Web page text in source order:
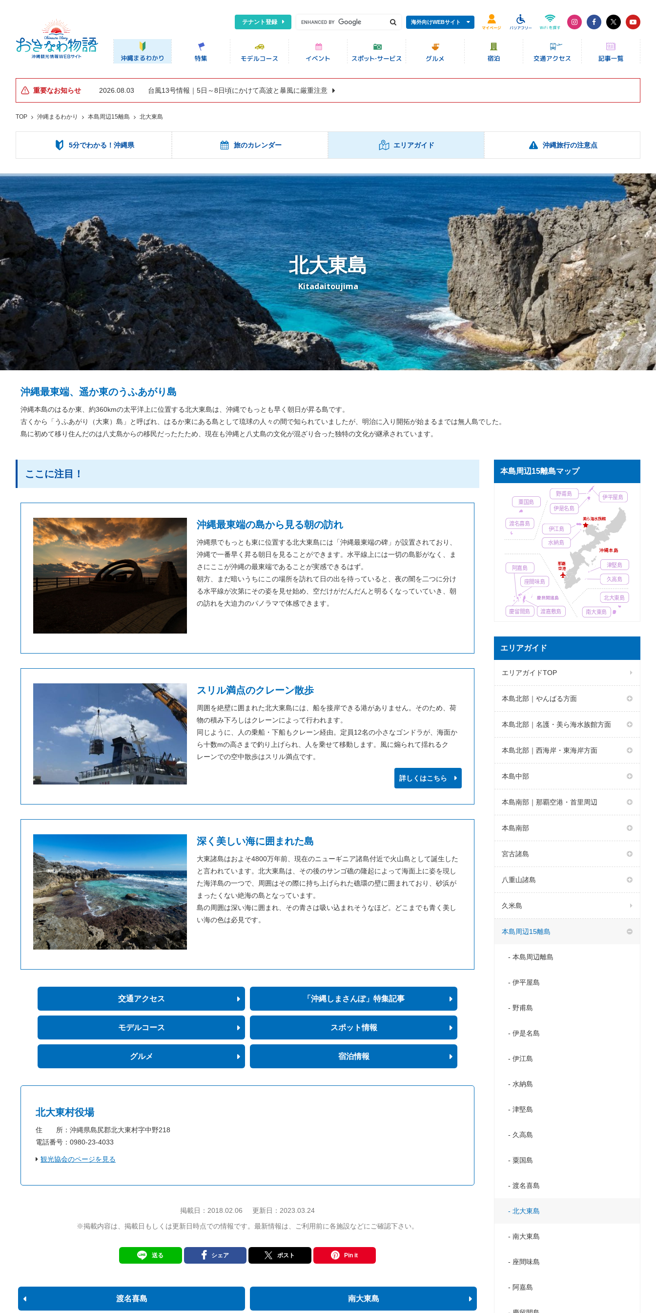
テナント登録 海外向けWEBサイト
重要なお知らせ 2026.08.03 台風13号情報｜5日～8日頃にかけて高波と暴風に厳重注意
TOP 沖縄まるわかり 本島周辺15離島 北大東島
5分でわかる！沖縄県 旅のカレンダー エリアガイド 沖縄旅行の注意点
北大東島
Kitadaitoujima
沖縄最東端、遥か東のうふあがり島
沖縄本島のはるか東、約360kmの太平洋上に位置する北大東島は、沖縄でもっとも早く朝日が昇る島です。
古くから「うふあがり（大東）島」と呼ばれ、はるか東にある島として琉球の人々の間で知られていましたが、明治に入り開拓が始まるまでは無人島でした。
島に初めて移り住んだのは八丈島からの移民だったたため、現在も沖縄と八丈島の文化が混ざり合った独特の文化が継承されています。
ここに注目！
沖縄最東端の島から見る朝の訪れ
沖縄県でもっとも東に位置する北大東島には「沖縄最東端の碑」が設置されており、
沖縄で一番早く昇る朝日を見ることができます。水平線上には一切の島影がなく、ま
さにここが沖縄の最東端であることが実感できるはず。
朝方、まだ暗いうちにこの場所を訪れて日の出を待っていると、夜の闇を二つに分け
る水平線が次第にその姿を見せ始め、空だけがだんだんと明るくなっていていき、朝
の訪れを大迫力のパノラマで体感できます。
スリル満点のクレーン散歩
周囲を絶壁に囲まれた北大東島には、船を接岸できる港がありません。そのため、荷
物の積み下ろしはクレーンによって行われます。
同じように、人の乗船・下船もクレーン経由。定員12名の小さなゴンドラが、海面か
ら十数mの高さまで釣り上げられ、人を乗せて移動します。風に煽られて揺れるク
レーンでの空中散歩はスリル満点です。
詳しくはこちら
深く美しい海に囲まれた島
大東諸島はおよそ4800万年前、現在のニューギニア諸島付近で火山島として誕生した
と言われています。北大東島は、その後のサンゴ礁の隆起によって海面上に姿を現し
た海洋島の一つで、周囲はその際に持ち上げられた礁環の壁に囲まれており、砂浜が
まったくない絶海の島となっています。
島の周囲は深い海に囲まれ、その青さは吸い込まれそうなほど。どこまでも青く美し
い海の色は必見です。
交通アクセス 「沖縄しまさんぽ」特集記事
モデルコース スポット情報
グルメ 宿泊情報
北大東村役場
住 所：沖縄県島尻郡北大東村字中野218
電話番号：0980-23-4033
観光協会のページを見る
掲載日： 2018.02.06 更新日： 2023.03.24
※掲載内容は、掲載日もしくは更新日時点での情報です。最新情報は、ご利用前に各施設などにご確認下さい。
送る シェア ポスト Pin it
渡名喜島 南大東島
本島周辺15離島マップ
那覇
空港
美ら海水族館
沖縄本島
渡嘉敷島
慶留間島
阿嘉島
座間味島
慶良間諸島
南大東島
北大東島
津堅島
久高島
渡名喜島
粟国島
水納島
伊江島
伊是名島
野甫島 伊平屋島
エリアガイド
エリアガイドTOP
本島北部｜やんばる方面
本島北部｜名護・美ら海水族館方面
本島北部｜西海岸・東海岸方面
本島中部
本島南部｜那覇空港・首里周辺
本島南部
宮古諸島
八重山諸島
久米島
本島周辺15離島
本島周辺離島
伊平屋島
野甫島
伊是名島
伊江島
水納島
津堅島
久高島
粟国島
渡名喜島
北大東島
南大東島
座間味島
阿嘉島